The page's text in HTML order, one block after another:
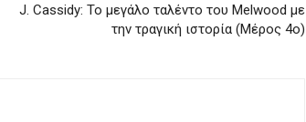
J. Cassidy: Το μεγάλο ταλέντο του Melwood με
την τραγική ιστορία (Μέρος 4ο)